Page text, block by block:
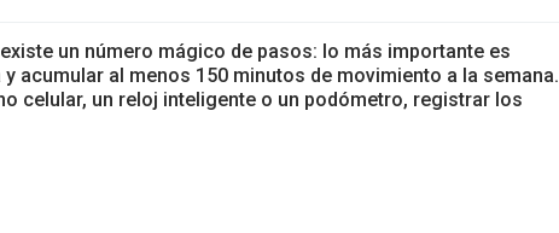
un número mágico de pasos: lo más importante es
acumular al menos 150 minutos de movimiento a la semana.
celular, un reloj inteligente o un podómetro, registrar los